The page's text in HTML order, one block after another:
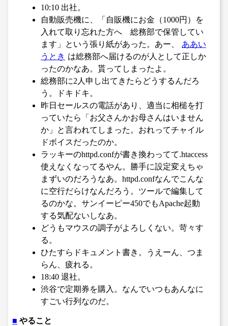
10:10 出社。
自動販売機に、「自販機にお金（1000円）を
入れて取り忘れた方へ 総務部で保管してい
ます」という張り紙があった。あー、
ああい
うとき は総務部へ届けるのが人として正しか
ったのかなあ。貰ってしまったよ。
総務部に2人申し出てきたらどうするんだろ
う。ドキドキ。
昨日セールスの電話があり、適当に相槌を打
っていたら「お父さんかお母さんはいません
か」と言われてしまった。おれってチャイル
ドボイスだったのか。
ラッキーのhttpd.confが書き換わってて.htaccess
使えなくなってるやん。勝手に設定変えちゃ
まずいのだろうなあ。httpd.confなんでこんな
に空行だらけなんだろう。ツールで編集して
るのかな。サンイーピー450でもApache起動
する気配ないしなあ。
どうもマウスの調子がよろしくない。苛々す
る。
ひたすらドキュメント書き。うえーん、つま
らん、疲れる。
18:40 退社。
渋谷で定期券を購入。なんでいつもあんなに
すごい行列なのだ。
■ やること